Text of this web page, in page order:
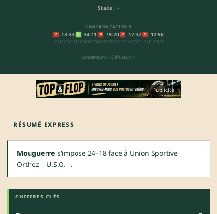
Stade : -
CONFRONTATIONS
D 13-33
10/12/2023
V 34-11
12/03/2023
D 19-20
12/03/2023
D 17-32
13/11/2022
D 12-50
13/11/2022
Spectateurs : - Diffuseur : -
Publicité
RÉSUMÉ EXPRESS
Mouguerre s'impose 24–18 face à Union Sportive
Orthez – U.S.O. –.
CHIFFRES CLÉS